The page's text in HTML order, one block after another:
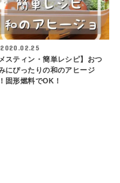
2020.02.25
メスティン・簡単レシピ】おつ
にぴったりの和のアヒージ
固形燃料でOK！